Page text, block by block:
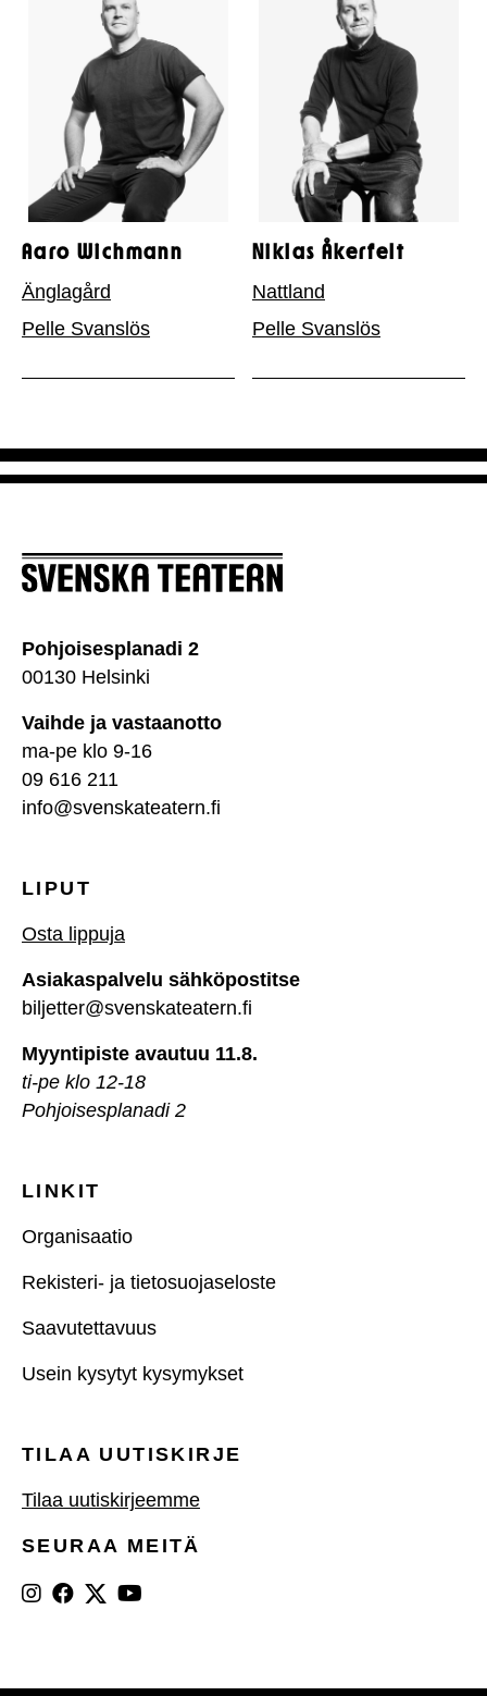
Aaro Wichmann
Änglagård
Pelle Svanslös
Niklas Åkerfelt
Nattland
Pelle Svanslös
Pohjoisesplanadi 2
00130 Helsinki
Vaihde ja vastaanotto
ma-pe klo 9-16
09 616 211
info@svenskateatern.fi
LIPUT
Osta lippuja
Asiakaspalvelu sähköpostitse
biljetter@svenskateatern.fi
Myyntipiste avautuu 11.8.
ti-pe klo 12-18
Pohjoisesplanadi 2
LINKIT
Organisaatio
Rekisteri- ja tietosuojaseloste
Saavutettavuus
Usein kysytyt kysymykset
TILAA UUTISKIRJE
Tilaa uutiskirjeemme
SEURAA MEITÄ